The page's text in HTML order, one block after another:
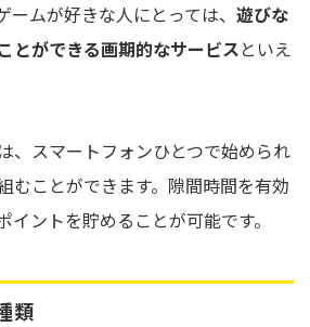
ムが好きな人にとっては、 遊びな
とができる画期的なサービスといえ
、スマートフォンひとつで始められ
むことができます。隙間時間を有効
イントを貯めることが可能です。
類